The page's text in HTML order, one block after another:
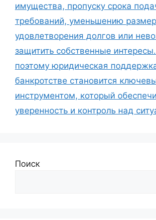
имущества, пропуску срока
требований, уменьшению
удовлетворения долгов или
защитить собственные
поэтому юридическая
банкротстве становится
инструментом, который
уверенность и контроль над
Поиск